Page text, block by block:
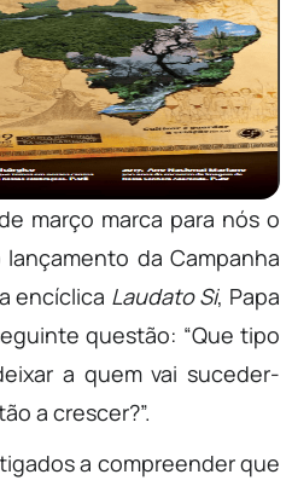
março marca para nós o
da Campanha
encíclica Laudato Si, Papa
questão: “Que tipo
a quem vai suceder-
a crescer?”.
a compreender que